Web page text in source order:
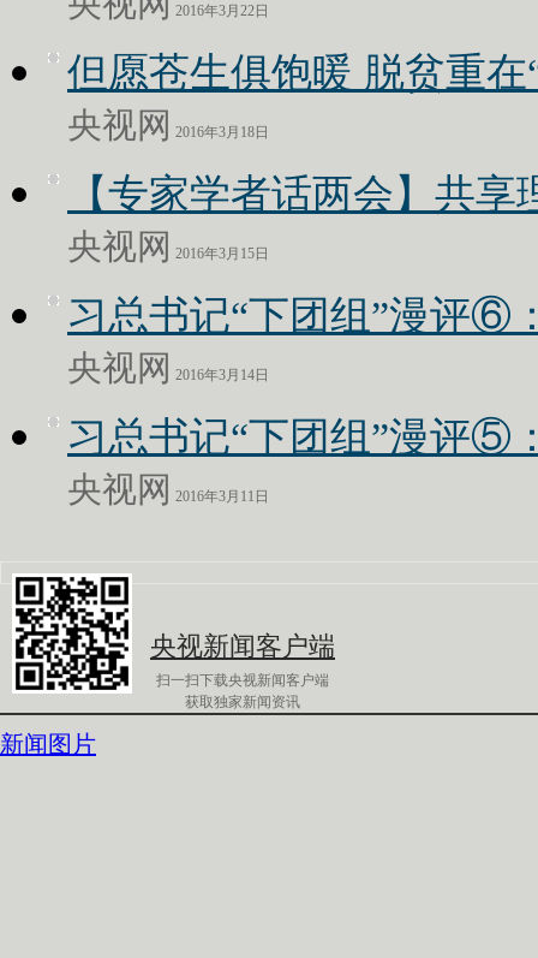
2016年3月22日
但愿苍生俱饱暖 脱贫重在
央视网 2016年3月18日
【专家学者话两会】共
央视网 2016年3月15日
习总书记“下团组”漫评⑥
央视网 2016年3月14日
习总书记“下团组”漫评⑤
央视网 2016年3月11日
央视新闻客户端
扫一扫下载央视新闻客户端
获取独家新闻资讯
新闻图片